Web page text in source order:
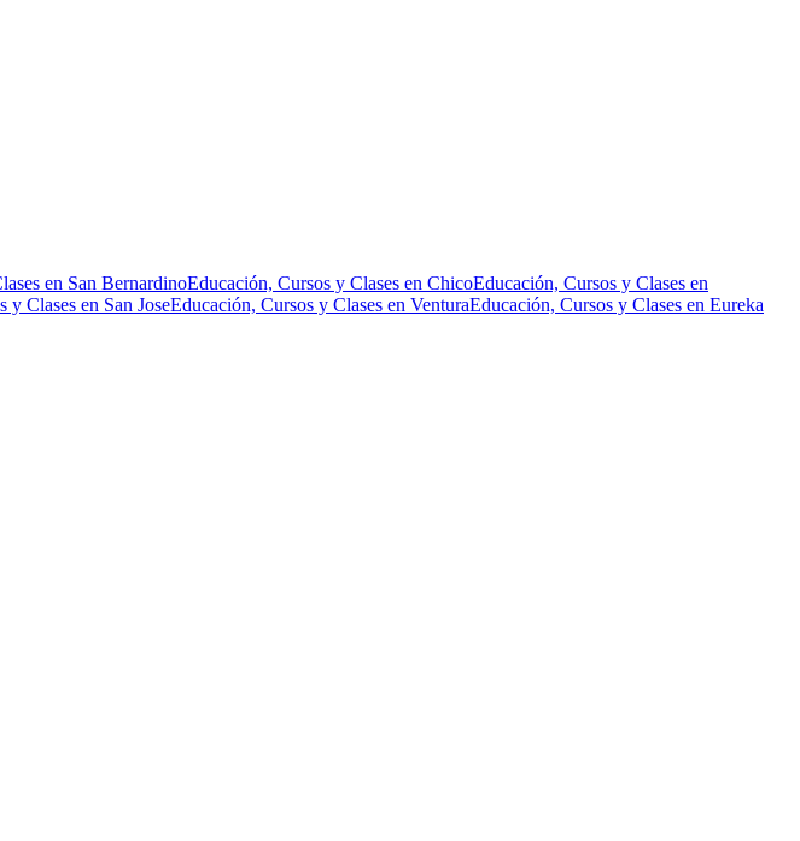
en San BernardinoEducación, Cursos y Clases en ChicoEducación, Cursos y Clases en
y Clases en San JoseEducación, Cursos y Clases en VenturaEducación, Cursos y Clases en Eureka